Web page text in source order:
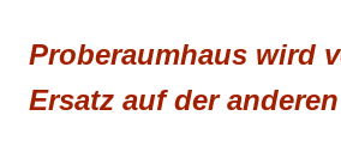
Anzeige
Anzeige
Proberaumhaus wird
Ersatz auf der